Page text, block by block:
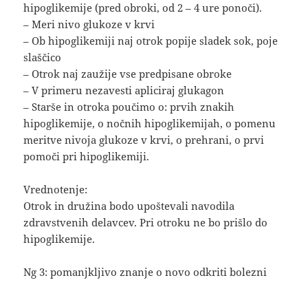
hipoglikemije (pred obroki, od 2 – 4 ure ponoči).
– Meri nivo glukoze v krvi
– Ob hipoglikemiji naj otrok popije sladek sok, poje
slaščico
– Otrok naj zaužije vse predpisane obroke
– V primeru nezavesti apliciraj glukagon
– Starše in otroka poučimo o: prvih znakih
hipoglikemije, o nočnih hipoglikemijah, o pomenu
meritve nivoja glukoze v krvi, o prehrani, o prvi
pomoči pri hipoglikemiji.
Vrednotenje:
Otrok in družina bodo upoštevali navodila
zdravstvenih delavcev. Pri otroku ne bo prišlo do
hipoglikemije.
Ng 3: pomanjkljivo znanje o novo odkriti bolezni